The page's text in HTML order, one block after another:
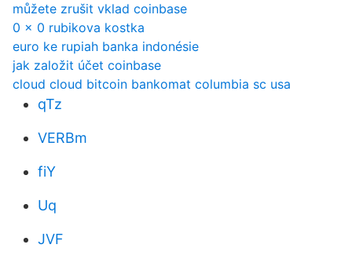
můžete zrušit vklad coinbase
0 x 0 rubikova kostka
euro ke rupiah banka indonésie
jak založit účet coinbase
cloud cloud bitcoin bankomat columbia sc usa
qTz
VERBm
fiY
Uq
JVF